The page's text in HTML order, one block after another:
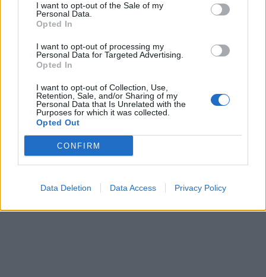
I want to opt-out of the Sale of my
Personal Data.
Opted In
I want to opt-out of processing my
Personal Data for Targeted Advertising.
Opted In
I want to opt-out of Collection, Use,
Retention, Sale, and/or Sharing of my
Personal Data that Is Unrelated with the
Purposes for which it was collected.
Opted Out
CONFIRM
Data Deletion Data Access Privacy Policy